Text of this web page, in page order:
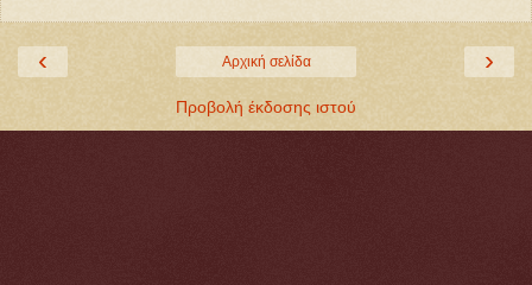
‹ ›
Αρχική σελίδα
Προβολή έκδοσης ιστού